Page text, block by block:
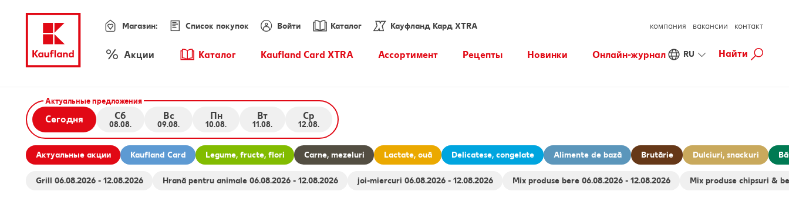
МенюАкции Каталог Kaufland Card XTRA Ассортимент Pецепты Новинки Онлайн-журнал
Каталог
Магазин: Войти
Список покупок Кауфланд Кард XTRA компания вакансии контакт
RU Найти
Актуальные предложения
Сегодня Сб
08.08.
Вс
09.08.
Пн
10.08.
Вт
11.08.
Ср
12.08.
Актуальные акции Kaufland Card Legume, fructe, flori Carne, mezeluri Lactate, ouă Delicatese, congelate Alimente de bază Brutărie Dulciuri, snackuri
Grill 06.08.2026 - 12.08.2026 Hrană pentru animale 06.08.2026 - 12.08.2026 joi-miercuri 06.08.2026 - 12.08.2026 Mix produse bere 06.08.2026 - 12.08.2026